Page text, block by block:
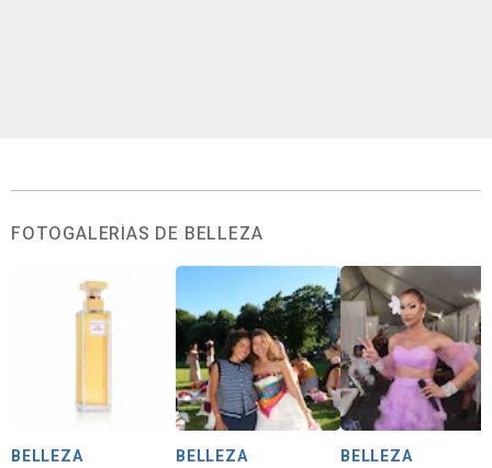
FOTOGALERÍAS DE BELLEZA
BELLEZA BELLEZA BELLEZA